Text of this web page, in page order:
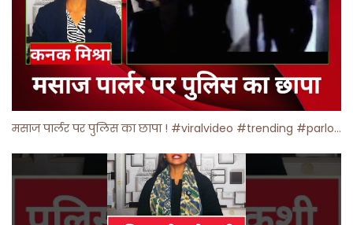
मसाज पार्लर पर पुलिस का छापा ! #viralvideo #trending #parlour